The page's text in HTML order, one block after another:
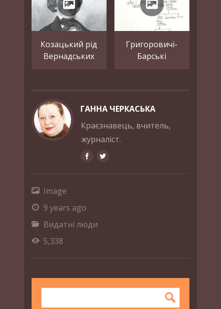
Козацький рід
Вернадських
Григоровичі-
Барські
ГАННА ЧЕРКАСЬКА
Краєзнавець, вчитель,
журналіст.
Image
9 years ago
Видатні люди
5,338